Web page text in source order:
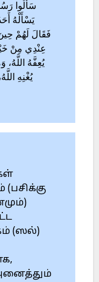
سَأَلُوا
يَسْأَلْهُ
فَقَالَ لَهُمْ
عِنْدِي مِنْ
يُعِفَّهُ
يُغْنِهِ
(ஸல்)